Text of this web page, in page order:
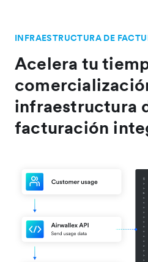
INFRAESTRUCTURA DE
Acelera tu
infraestructura
facturación